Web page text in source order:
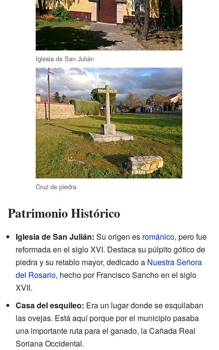
Iglesia de San Julián
Cruz de piedra
Patrimonio Histórico
Iglesia de San Julián: Su origen es románico, pero fue
reformada en el siglo XVI. Destaca su púlpito gótico de
piedra y su retablo mayor, dedicado a Nuestra Señora
del Rosario, hecho por Francisco Sancho en el siglo
XVII.
Casa del esquileo: Era un lugar donde se esquilaban
las ovejas. Está aquí porque por el municipio pasaba
una importante ruta para el ganado, la Cañada Real
Soriana Occidental.